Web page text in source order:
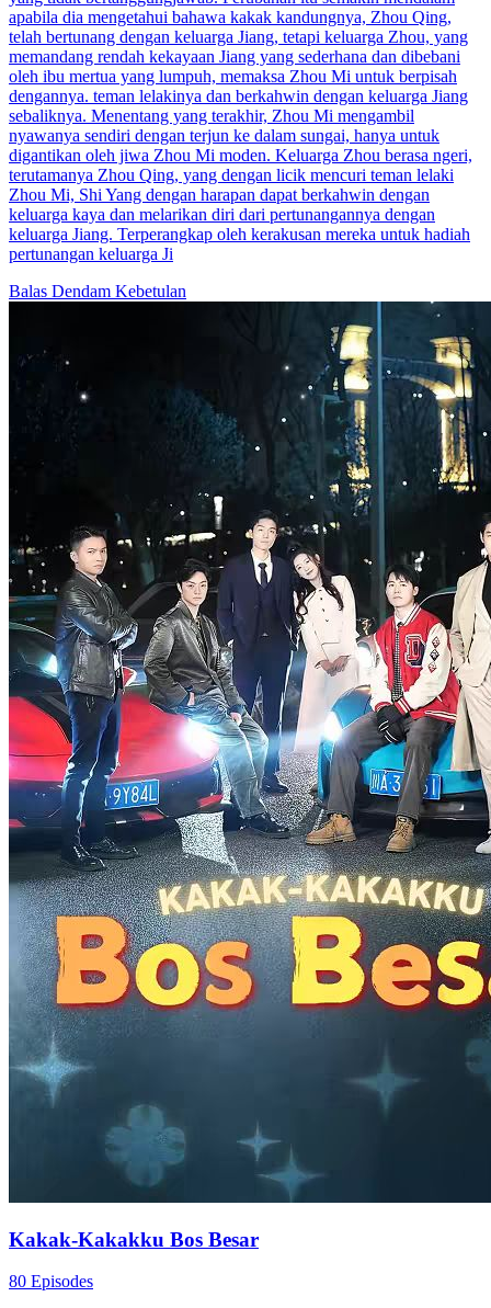
apabila dia mengetahui bahawa kakak kandungnya, Zhou Qing,
telah bertunang dengan keluarga Jiang, tetapi keluarga Zhou, yang
memandang rendah kekayaan Jiang yang sederhana dan dibebani
oleh ibu mertua yang lumpuh, memaksa Zhou Mi untuk berpisah
dengannya. teman lelakinya dan berkahwin dengan keluarga Jiang
sebaliknya. Menentang yang terakhir, Zhou Mi mengambil
nyawanya sendiri dengan terjun ke dalam sungai, hanya untuk
digantikan oleh jiwa Zhou Mi moden. Keluarga Zhou berasa ngeri,
terutamanya Zhou Qing, yang dengan licik mencuri teman lelaki
Zhou Mi, Shi Yang dengan harapan dapat berkahwin dengan
keluarga kaya dan melarikan diri dari pertunangannya dengan
keluarga Jiang. Terperangkap oleh kerakusan mereka untuk hadiah
pertunangan keluarga Ji
Balas Dendam Kebetulan
Kakak-Kakakku Bos Besar
80 Episodes